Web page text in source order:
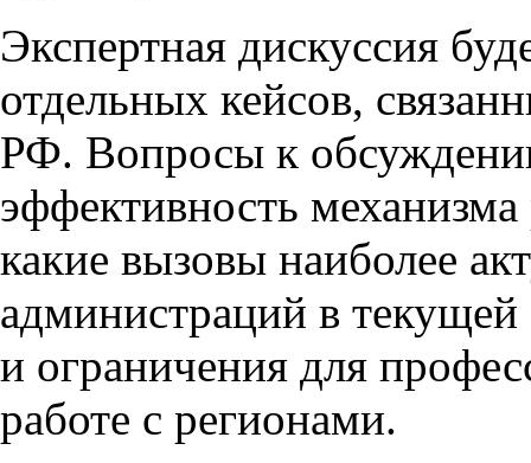
Экспертная дискуссия
отдельных кейсов,
РФ. Вопросы к
эффективность
какие вызовы наиболее
администраций в
и ограничения для
работе с регионами.